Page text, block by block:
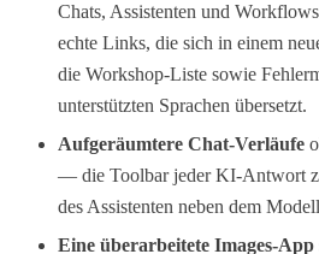
Chats, Assistenten und
echte Links, die sich in einem
die Workshop-Liste sowie
unterstützten Sprachen übersetzt.
Aufgeräumtere Chat-Verläufe
— die Toolbar jeder KI-Antwort
des Assistenten neben dem
Eine überarbeitete Images-App